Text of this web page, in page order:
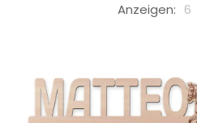
Anzeigen: 6